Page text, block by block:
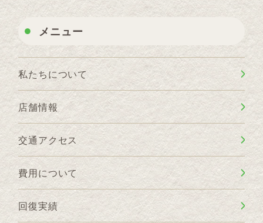
メニュー
私たちについて
店舗情報
交通アクセス
費用について
回復実績